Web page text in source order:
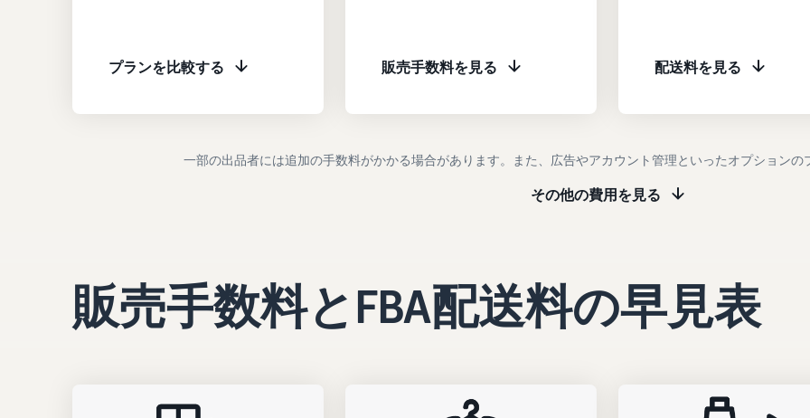
プランを比較する 販売手数料を見る 配送料を見る
一部の出品者には追加の手数料がかかる場合があります。また、広告やアカウント管理といったオプションの
その他の費用を見る
販売手数料とFBA配送料の早見表